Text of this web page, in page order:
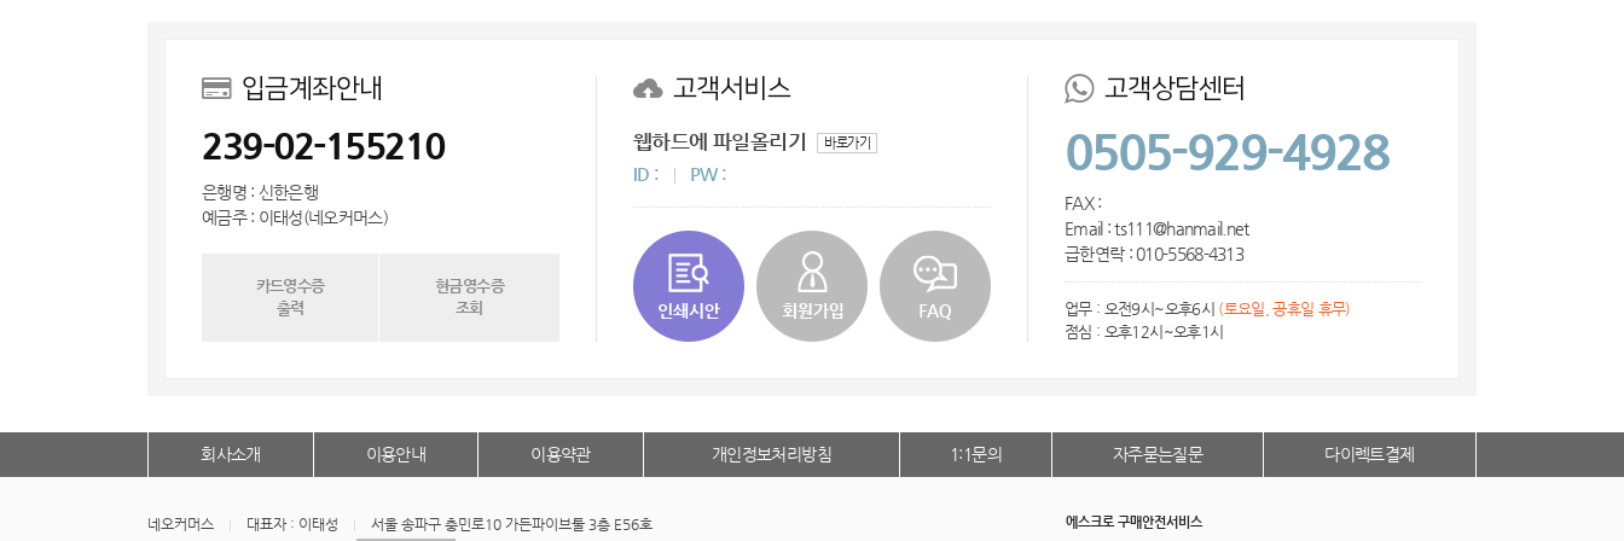
AP-100060
AP-100037
AP-100024
에코보틀
입금계좌안내
239-02-155210
은행명 : 신한은행
예금주 : 이태성(네오커머스)
카드영수증
출력
현금영수증
조회
고객서비스
웹하드에 파일올리기 바로가기
ID : PW :
고객상담센터
0505-929-4928
FAX :
Email : ts111@hanmail.net
급한연락 : 010-5568-4313
업무 : 오전9시~오후6시 (토요일, 공휴일 휴무)
점심 : 오후12시~오후1시
회사소개 이용안내 이용약관 개인정보처리방침 1:1문의 자주묻는질문 다이렉트결제
네오커머스 대표자 : 이태성
서울 송파구 충민로10 가든파이브툴 3층 E56호
에스크로 구매안전서비스